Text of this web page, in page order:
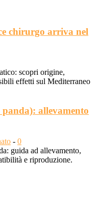
chirurgo arriva nel
scopri origine,
effetti sul Mediterraneo
allevamento
- 0
guida ad allevamento,
e riproduzione.